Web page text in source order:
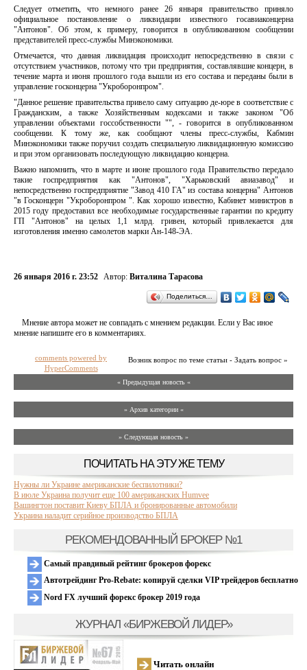
Следует отметить, что немного ранее 26 января правительство приняло
официальное постановление о ликвидации известного госавиаконцерна
"Антонов". Об этом, к примеру, говорится в опубликованном сообщении
представителей пресс-службы Минэкономики.
Отмечается, что данная ликвидация происходит непосредственно в связи с
отсутствием участников, потому что три предприятия, составлявшие концерн, в
течение марта и июня прошлого года вышли из его состава и переданы были в
управление госконцерна "Укроборонпром".
"Данное решение правительства привело саму ситуацию де-юре в соответствие с
Гражданским, а также Хозяйственным кодексами и также законом "Об
управлении объектами госсобственности "", - говорится в опубликованном
сообщении. К тому же, как сообщают члены пресс-службы, Кабмин
Минэкономики также поручил создать специальную ликвидационную комиссию
и при этом организовать последующую ликвидацию концерна.
Важно напомнить, что в марте и июне прошлого года Правительство передало
такие госпредприятия как "Антонов", "Харьковский авиазавод" и
непосредственно госпредприятие "Завод 410 ГА" из состава концерна" Антонов
"в Госконцерн "Укроборонпром ". Как хорошо известно, Кабинет министров в
2015 году предоставил все необходимые государственные гарантии по кредиту
ГП "Антонов" на целых 1,1 млрд. гривен, который привлекается для
изготовления именно самолетов марки Ан-148-ЭА.
26 января 2016 г. 23:52 Автор: Виталина Тарасова
Поделиться…
Мнение автора может не совпадать с мнением редакции. Если у Вас иное
мнение напишите его в комментариях.
Возник вопрос по теме статьи - Задать вопрос »
comments powered by
HyperComments
« Предыдущая новость «
» Архив категории «
» Следующая новость »
ПОЧИТАТЬ НА ЭТУ ЖЕ ТЕМУ
Нужны ли Украине американские беспилотники?
В июле Украина получит еще 100 американских Humvee
Вашингтон поставит Киеву БПЛА и бронированные автомобили
Украина наладит серийное производство БПЛА
РЕКОМЕНДОВАННЫЙ БРОКЕР №1
Самый правдивый рейтинг брокеров форекс
Автотрейдинг Pro-Rebate: копируй сделки VIP трейдеров бесплатно
Nord FX лучший форекс брокер 2019 года
ЖУРНАЛ «БИРЖЕВОЙ ЛИДЕР»
Читать онлайн